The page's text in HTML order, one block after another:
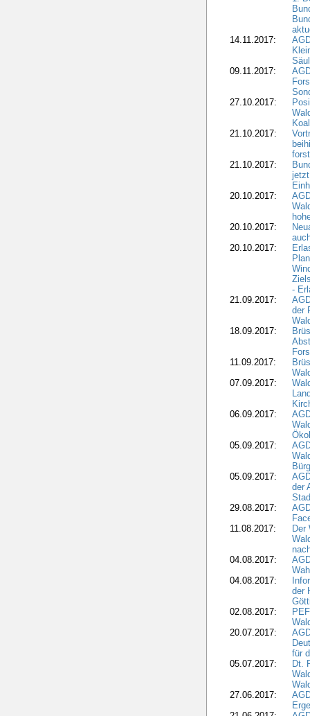
14.11.2017:
09.11.2017:
27.10.2017:
21.10.2017:
21.10.2017:
20.10.2017:
20.10.2017:
20.10.2017:
-
21.09.2017:
der
18.09.2017:
11.09.2017:
07.09.2017:
06.09.2017:
05.09.2017:
05.09.2017:
der
29.08.2017:
11.08.2017:
Der
04.08.2017:
04.08.2017:
der
02.08.2017:
20.07.2017:
für
05.07.2017:
Dt.
27.06.2017: